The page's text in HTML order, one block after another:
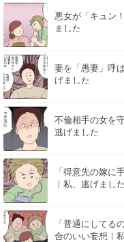
悪女が「キュン
ました
妻を「愚妻」呼
げました
不倫相手の女を
逃げました
「得意先の嫁に
｜私、逃げました
「普通にして
合のいい妄想｜